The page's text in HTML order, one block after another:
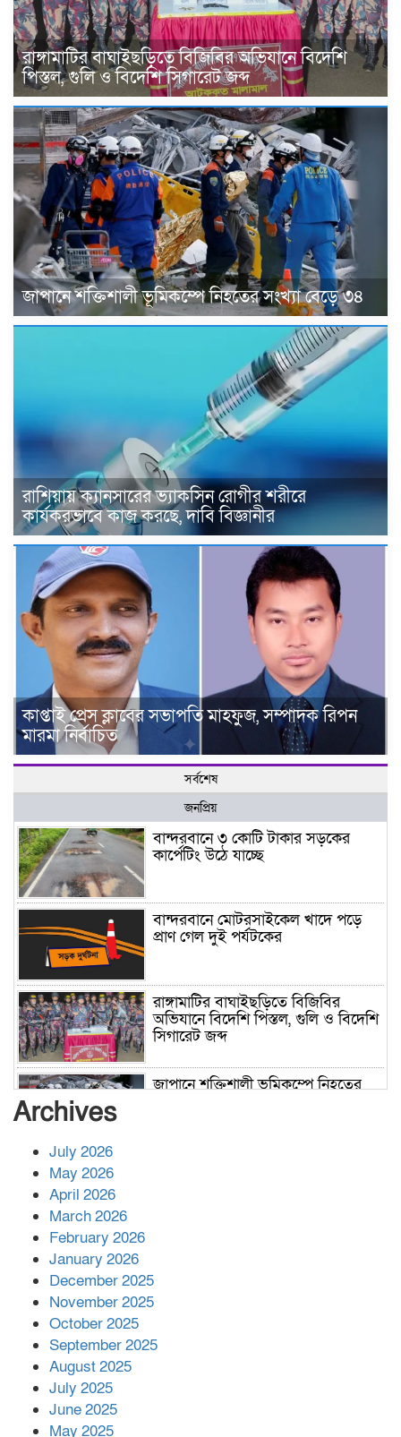
রাঙ্গামাটির বাঘাইছড়িতে বিজিবির অভিযানে বিদেশি
পিস্তল, গুলি ও বিদেশি সিগারেট জব্দ
জাপানে শক্তিশালী ভূমিকম্পে নিহতের সংখ্যা বেড়ে ৩৪
রাশিয়ায় ক্যানসারের ভ্যাকসিন রোগীর শরীরে
কার্যকরভাবে কাজ করছে, দাবি বিজ্ঞানীর
কাপ্তাই প্রেস ক্লাবের সভাপতি মাহফুজ, সম্পাদক রিপন
মারমা নির্বাচিত
সর্বশেষ
জনপ্রিয়
বান্দরবানে ৩ কোটি টাকার সড়কের
কার্পেটিং উঠে যাচ্ছে
বান্দরবানে মোটরসাইকেল খাদে পড়ে
প্রাণ গেল দুই পর্যটকের
রাঙ্গামাটির বাঘাইছড়িতে বিজিবির
অভিযানে বিদেশি পিস্তল, গুলি ও বিদেশি
সিগারেট জব্দ
জাপানে শক্তিশালী ভূমিকম্পে নিহতের
পর ফোন তারেক রহমানের,গ্যাস সঙ্কট
Archives
July 2026
May 2026
April 2026
March 2026
February 2026
January 2026
December 2025
November 2025
October 2025
September 2025
August 2025
July 2025
June 2025
May 2025